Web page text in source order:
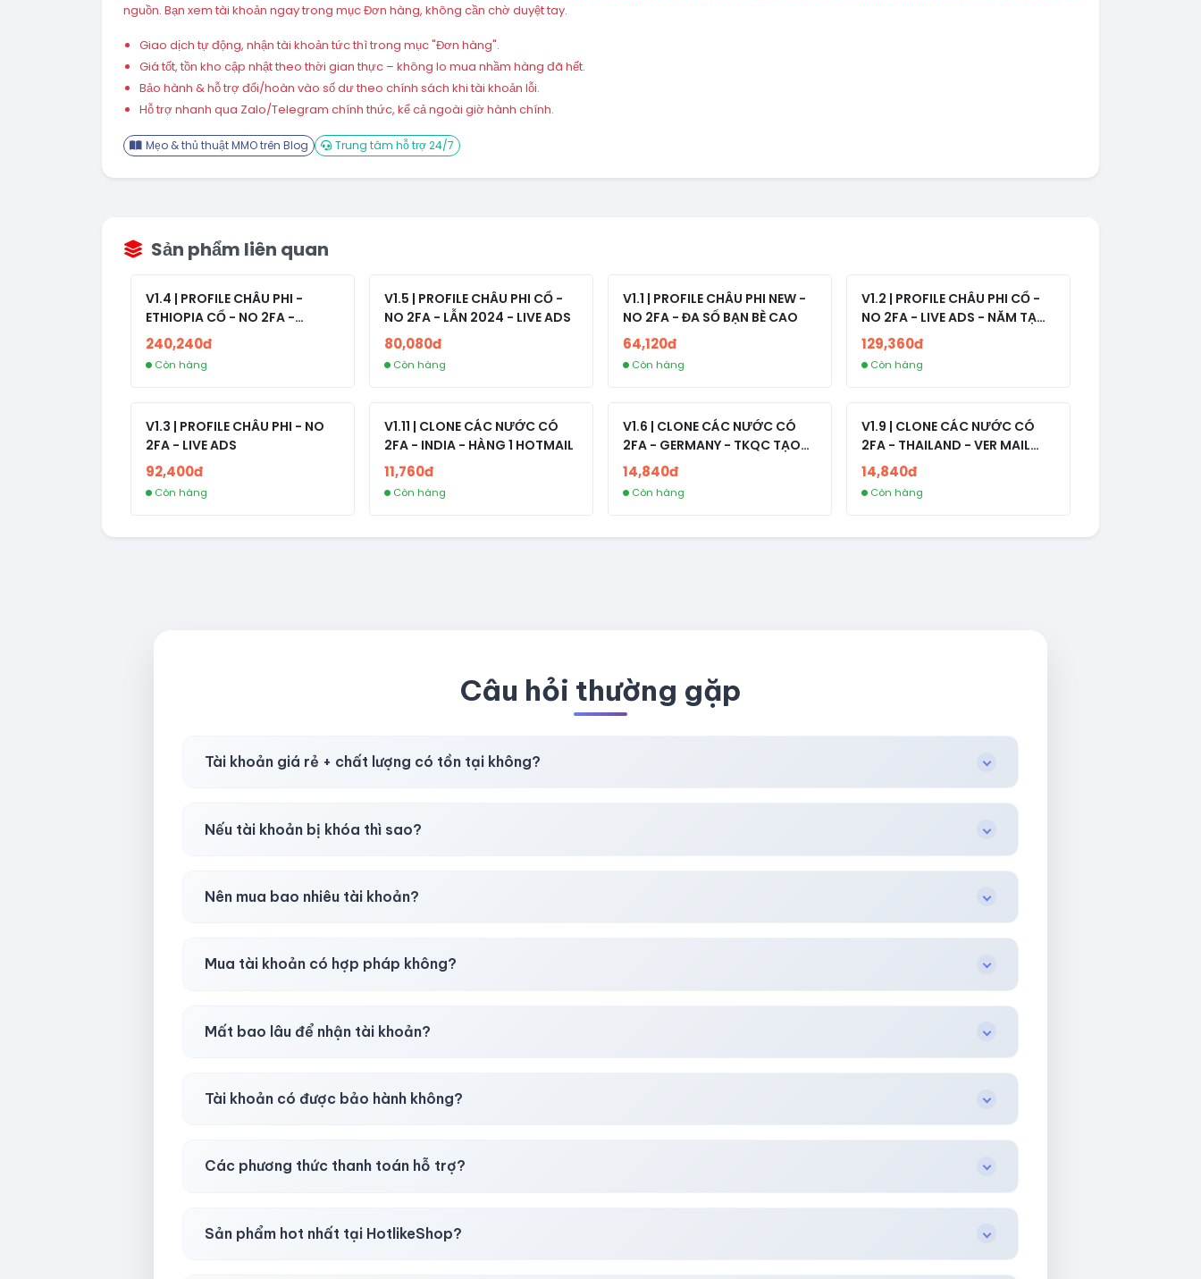
nguồn. Bạn xem tài khoản ngay trong mục Đơn hàng, không cần chờ duyệt tay.
Giao dịch tự động, nhận tài khoản tức thì trong mục "Đơn hàng".
Giá tốt, tồn kho cập nhật theo thời gian thực – không lo mua nhầm hàng đã hết.
Bảo hành & hỗ trợ đổi/hoàn vào số dư theo chính sách khi tài khoản lỗi.
Hỗ trợ nhanh qua Zalo/Telegram chính thức, kể cả ngoài giờ hành chính.
Mẹo & thủ thuật MMO trên Blog Trung tâm hỗ trợ 24/7
Sản phẩm liên quan
V1.4 | PROFILE CHÂU PHI -
ETHIOPIA CỔ - NO 2FA -
RANDOM BẠN BÈ
240,240đ
Còn hàng
V1.5 | PROFILE CHÂU PHI CỔ -
NO 2FA - LẪN 2024 - LIVE ADS
80,080đ
Còn hàng
V1.1 | PROFILE CHÂU PHI NEW -
NO 2FA - ĐA SỐ BẠN BÈ CAO
64,120đ
Còn hàng
V1.2 | PROFILE CHÂU PHI CỔ -
NO 2FA - LIVE ADS - NĂM TẠO
2008-2024
129,360đ
Còn hàng
V1.3 | PROFILE CHÂU PHI - NO
2FA - LIVE ADS
92,400đ
Còn hàng
V1.11 | CLONE CÁC NƯỚC CÓ
2FA - INDIA - HÀNG 1 HOTMAIL
11,760đ
Còn hàng
V1.6 | CLONE CÁC NƯỚC CÓ
2FA - GERMANY - TKQC TẠO
TRÊN 3 NGÀY - LIVE ADS - VER
fviainboxes.com - CLONE
NEW KHÔNG BẢO HÀNH LOCAL
14,840đ
Còn hàng
V1.9 | CLONE CÁC NƯỚC CÓ
2FA - THAILAND - VER MAIL
FVIAINBOXES.COM - CLONE
NEW KHÔNG BẢO HÀNH LOCAL
14,840đ
Còn hàng
Câu hỏi thường gặp
Tài khoản giá rẻ + chất lượng có tồn tại không?
Nếu tài khoản bị khóa thì sao?
Nên mua bao nhiêu tài khoản?
Mua tài khoản có hợp pháp không?
Mất bao lâu để nhận tài khoản?
Tài khoản có được bảo hành không?
Các phương thức thanh toán hỗ trợ?
Sản phẩm hot nhất tại HotlikeShop?